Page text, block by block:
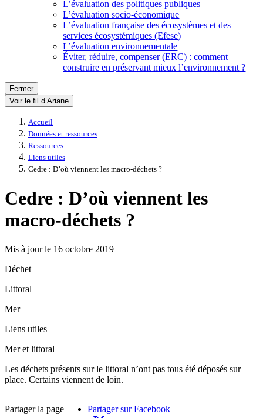
L’évaluation des politiques publiques
L’évaluation socio-économique
L’évaluation française des écosystèmes et des
services écosystémiques (Efese)
L’évaluation environnementale
Éviter, réduire, compenser (ERC) : comment
construire en préservant mieux l’environnement ?
Fermer
Voir le fil d’Ariane
Accueil
Données et ressources
Ressources
Liens utiles
Cedre : D’où viennent les macro-déchets ?
Cedre : D’où viennent les
macro-déchets ?
Mis à jour le 16 octobre 2019
Déchet
Littoral
Mer
Liens utiles
Mer et littoral
Les déchets présents sur le littoral n’ont pas tous été déposés sur
place. Certains viennent de loin.
Partager la page
Partager sur Facebook